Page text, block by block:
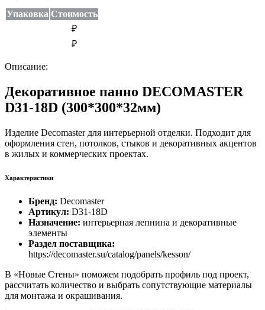
Упаковка Стоимость
₽
₽
Описание:
Декоративное панно DECOMASTER
D31-18D (300*300*32мм)
Изделие Decomaster для интерьерной отделки. Подходит для
оформления стен, потолков, стыков и декоративных акцентов
в жилых и коммерческих проектах.
Характеристики
Бренд: Decomaster
Артикул: D31-18D
Назначение: интерьерная лепнина и декоративные
элементы
Раздел поставщика:
https://decomaster.su/catalog/panels/kesson/
В «Новые Стены» поможем подобрать профиль под проект,
рассчитать количество и выбрать сопутствующие материалы
для монтажа и окрашивания.